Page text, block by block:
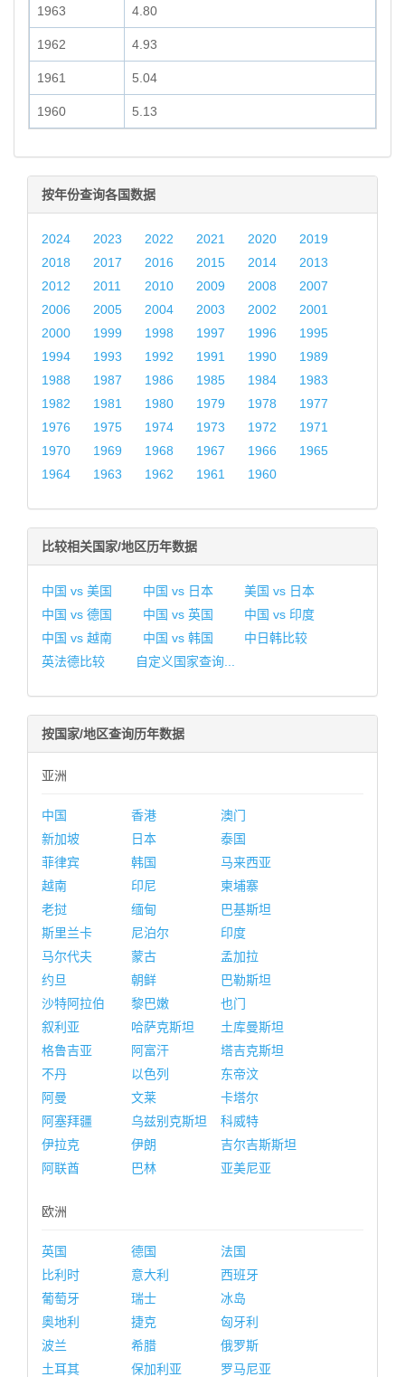
1963 4.80
1962 4.93
1961 5.04
1960 5.13
按年份查询各国数据
2024 2023 2022 2021 2020
2019
2018
2017 2016 2015 2014
2013
2012
2011 2010 2009 2008
2007
2006
2005 2004 2003 2002
2001
2000
1999 1998 1997 1996
1995
1994
1993 1992 1991 1990
1989
1988
1987 1986 1985 1984
1983
1982
1981 1980 1979 1978
1977
1976
1975 1974 1973 1972
1971
1970
1969 1968 1967 1966
1965
1964
1963 1962 1961 1960
比较相关国家/地区历年数据
中国 vs 美国 中国 vs 日本
美国 vs 日本
中国 vs 德国
中国 vs 英国
中国 vs 印度
中国 vs 越南
中国 vs 韩国
中日韩比较
英法德比较
自定义国家查询...
按国家/地区查询历年数据
亚洲
中国 香港
澳门
新加坡
日本
泰国
菲律宾
韩国
马来西亚
越南
印尼
柬埔寨
老挝
缅甸
巴基斯坦
斯里兰卡
尼泊尔
印度
马尔代夫
蒙古
孟加拉
约旦
朝鲜
巴勒斯坦
沙特阿拉伯
黎巴嫩
也门
叙利亚
哈萨克斯坦
土库曼斯坦
格鲁吉亚
阿富汗
塔吉克斯坦
不丹
以色列
东帝汶
阿曼
文莱
卡塔尔
阿塞拜疆
乌兹别克斯坦
科威特
伊拉克
伊朗
吉尔吉斯斯坦
阿联酋
巴林 亚美尼亚
欧洲
英国 德国
法国
比利时
意大利
西班牙
葡萄牙
瑞士
冰岛
奥地利
捷克
匈牙利
波兰
希腊
俄罗斯
土耳其
保加利亚
罗马尼亚